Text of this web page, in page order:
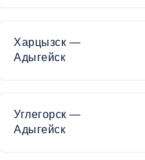
Харцызск —
Адыгейск
Углегорск —
Адыгейск